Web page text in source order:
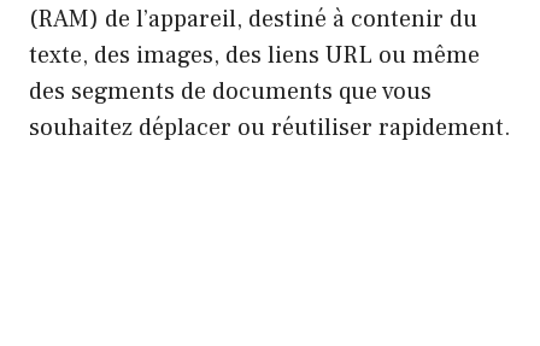
(RAM) de l’appareil, destiné à contenir du
texte, des images, des liens URL ou même
des segments de documents que vous
souhaitez déplacer ou réutiliser rapidement.